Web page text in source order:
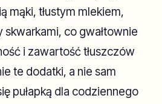
mąki, tłustym mlekiem,
skwarkami, co gwałtownie
i zawartość tłuszczów
te dodatki, a nie sam
pułapką dla codziennego